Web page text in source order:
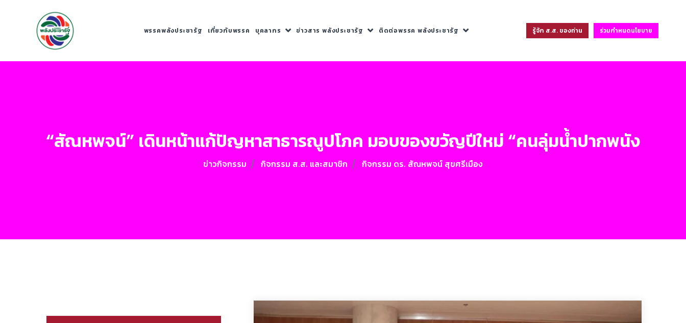
พรรคพลังประชารัฐ เกี่ยวกับพรรค บุคลากร ข่าวสาร พลังประชารัฐ ติดต่อพรรค พลังประชารัฐ รู้จัก ส.ส. ของท่าน ร่วมกำหนดนโยบาย
“สัณหพจน์” เดินหน้าแก้ปัญหาสาธารณูปโภค มอบของขวัญปีใหม่ “คนลุ่มน้ำปากพนัง
ข่าวกิจกรรม กิจกรรม ส.ส. และสมาชิก กิจกรรม ดร. สัณหพจน์ สุขศรีเมือง